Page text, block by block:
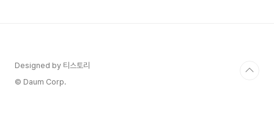
Designed by 티스토리
© Daum Corp.